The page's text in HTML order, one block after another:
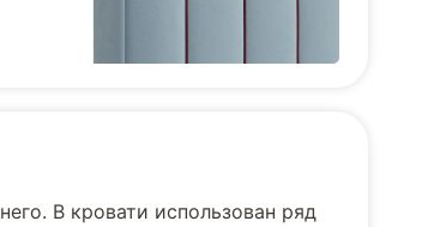
В кровати использован ряд